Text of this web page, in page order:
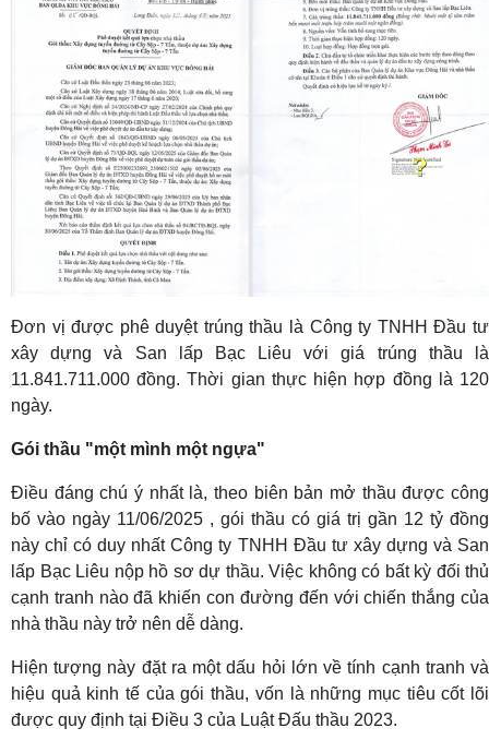
Đơn vị được phê duyệt trúng thầu là Công ty TNHH Đầu tư
xây dựng và San lấp Bạc Liêu với giá trúng thầu là
11.841.711.000 đồng. Thời gian thực hiện hợp đồng là 120
ngày.
Gói thầu "một mình một ngựa"
Điều đáng chú ý nhất là, theo biên bản mở thầu được công
bố vào ngày 11/06/2025 , gói thầu có giá trị gần 12 tỷ đồng
này chỉ có duy nhất Công ty TNHH Đầu tư xây dựng và San
lấp Bạc Liêu nộp hồ sơ dự thầu. Việc không có bất kỳ đối thủ
cạnh tranh nào đã khiến con đường đến với chiến thắng của
nhà thầu này trở nên dễ dàng.
Hiện tượng này đặt ra một dấu hỏi lớn về tính cạnh tranh và
hiệu quả kinh tế của gói thầu, vốn là những mục tiêu cốt lõi
được quy định tại Điều 3 của Luật Đấu thầu 2023.